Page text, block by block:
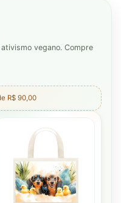
vegano. Compre
R$ 90,00